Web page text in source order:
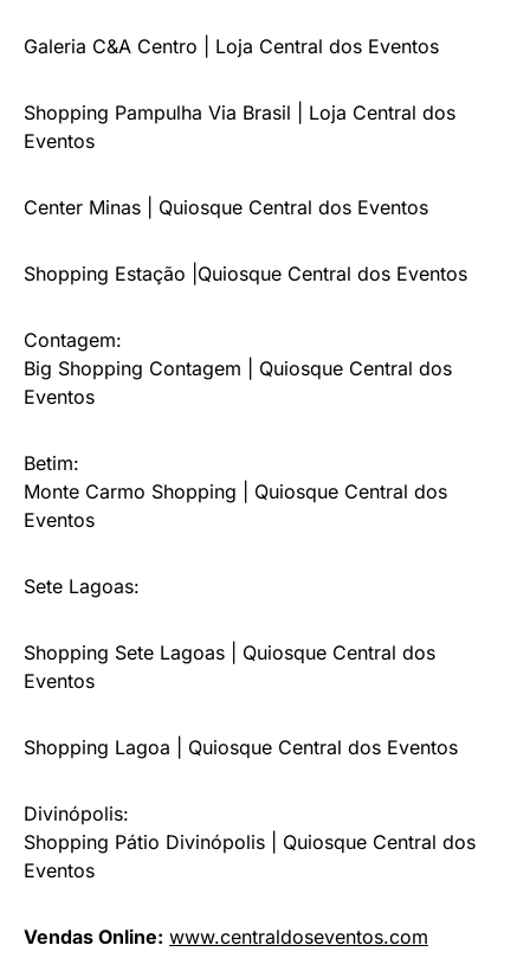
Galeria C&A Centro | Loja Central dos Eventos
Shopping Pampulha Via Brasil | Loja Central dos
Eventos
Center Minas | Quiosque Central dos Eventos
Shopping Estação |Quiosque Central dos Eventos
Contagem:
Big Shopping Contagem | Quiosque Central dos
Eventos
Betim:
Monte Carmo Shopping | Quiosque Central dos
Eventos
Sete Lagoas:
Shopping Sete Lagoas | Quiosque Central dos
Eventos
Shopping Lagoa | Quiosque Central dos Eventos
Divinópolis:
Shopping Pátio Divinópolis | Quiosque Central dos
Eventos
Vendas Online: www.centraldoseventos.com